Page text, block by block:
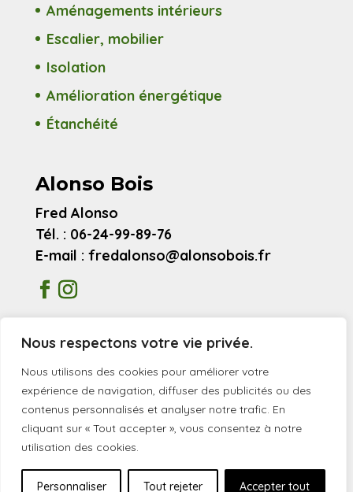
Nous respectons votre vie privée.
Nous utilisons des cookies pour améliorer votre
expérience de navigation, diffuser des publicités ou des
contenus personnalisés et analyser notre trafic. En
cliquant sur « Tout accepter », vous consentez à notre
utilisation des cookies.
Personnaliser Tout rejeter Accepter tout
Aménagements intérieurs
Escalier, mobilier
Isolation
Amélioration énergétique
Étanchéité
Alonso Bois
Fred Alonso
Tél. : 06-24-99-89-76
E-mail : fredalonso@alonsobois.fr
Mentions légales
Avis clients
© 2026 Alonso Bois